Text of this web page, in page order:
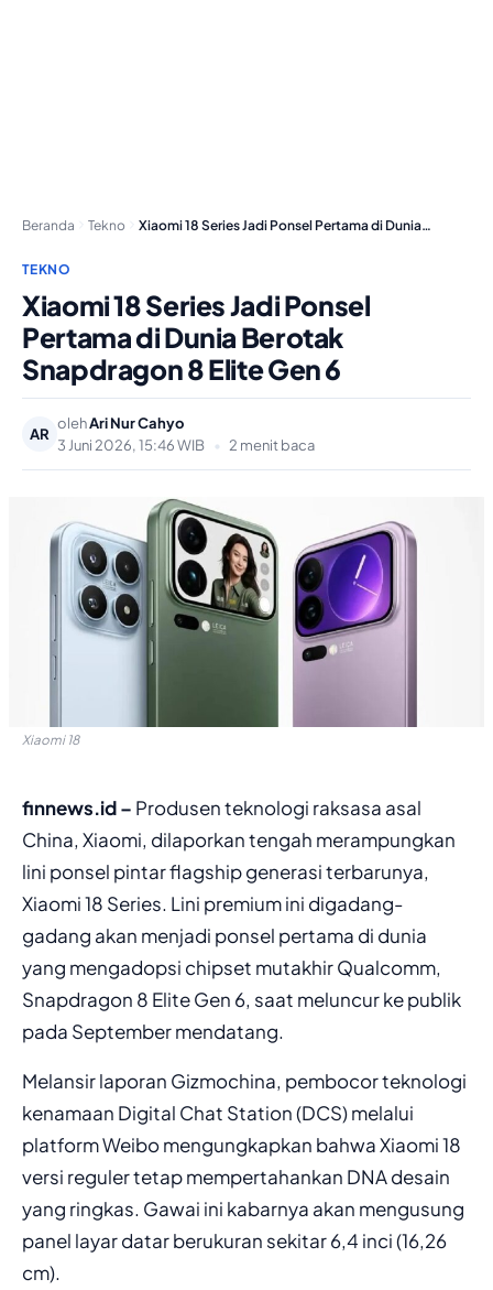
Beranda Tekno Xiaomi 18 Series Jadi Ponsel Pertama di Dunia…
TEKNO
Xiaomi 18 Series Jadi Ponsel
Pertama di Dunia Berotak
Snapdragon 8 Elite Gen 6
AR
olehAri Nur Cahyo
3 Juni 2026, 15:46 WIB
• 2 menit baca
Xiaomi 18
finnews.id – Produsen teknologi raksasa asal
China, Xiaomi, dilaporkan tengah merampungkan
lini ponsel pintar flagship generasi terbarunya,
Xiaomi 18 Series. Lini premium ini digadang-
gadang akan menjadi ponsel pertama di dunia
yang mengadopsi chipset mutakhir Qualcomm,
Snapdragon 8 Elite Gen 6, saat meluncur ke publik
pada September mendatang.
Melansir laporan Gizmochina, pembocor teknologi
kenamaan Digital Chat Station (DCS) melalui
platform Weibo mengungkapkan bahwa Xiaomi 18
versi reguler tetap mempertahankan DNA desain
yang ringkas. Gawai ini kabarnya akan mengusung
panel layar datar berukuran sekitar 6,4 inci (16,26
cm).